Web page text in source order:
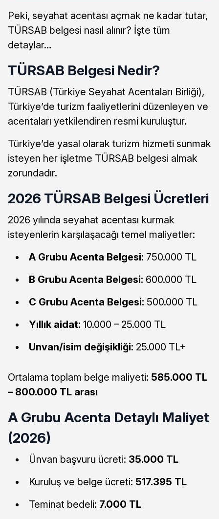
Peki, seyahat acentası açmak ne kadar tutar,
TÜRSAB belgesi nasıl alınır? İşte tüm
detaylar…
TÜRSAB Belgesi Nedir?
TÜRSAB (Türkiye Seyahat Acentaları Birliği),
Türkiye’de turizm faaliyetlerini düzenleyen ve
acentaları yetkilendiren resmi kuruluştur.
Türkiye’de yasal olarak turizm hizmeti sunmak
isteyen her işletme TÜRSAB belgesi almak
zorundadır.
2026 TÜRSAB Belgesi Ücretleri
2026 yılında seyahat acentası kurmak
isteyenlerin karşılaşacağı temel maliyetler:
A Grubu Acenta Belgesi: 750.000 TL
B Grubu Acenta Belgesi: 600.000 TL
C Grubu Acenta Belgesi: 500.000 TL
Yıllık aidat: 10.000 – 25.000 TL
Unvan/isim değişikliği: 25.000 TL+
Ortalama toplam belge maliyeti: 585.000 TL
– 800.000 TL arası
A Grubu Acenta Detaylı Maliyet
(2026)
Ünvan başvuru ücreti: 35.000 TL
Kuruluş ve belge ücreti: 517.395 TL
Teminat bedeli: 7.000 TL